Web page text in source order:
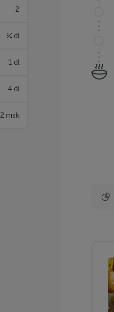
2
¾ dl
1 dl
4 dl
2 msk